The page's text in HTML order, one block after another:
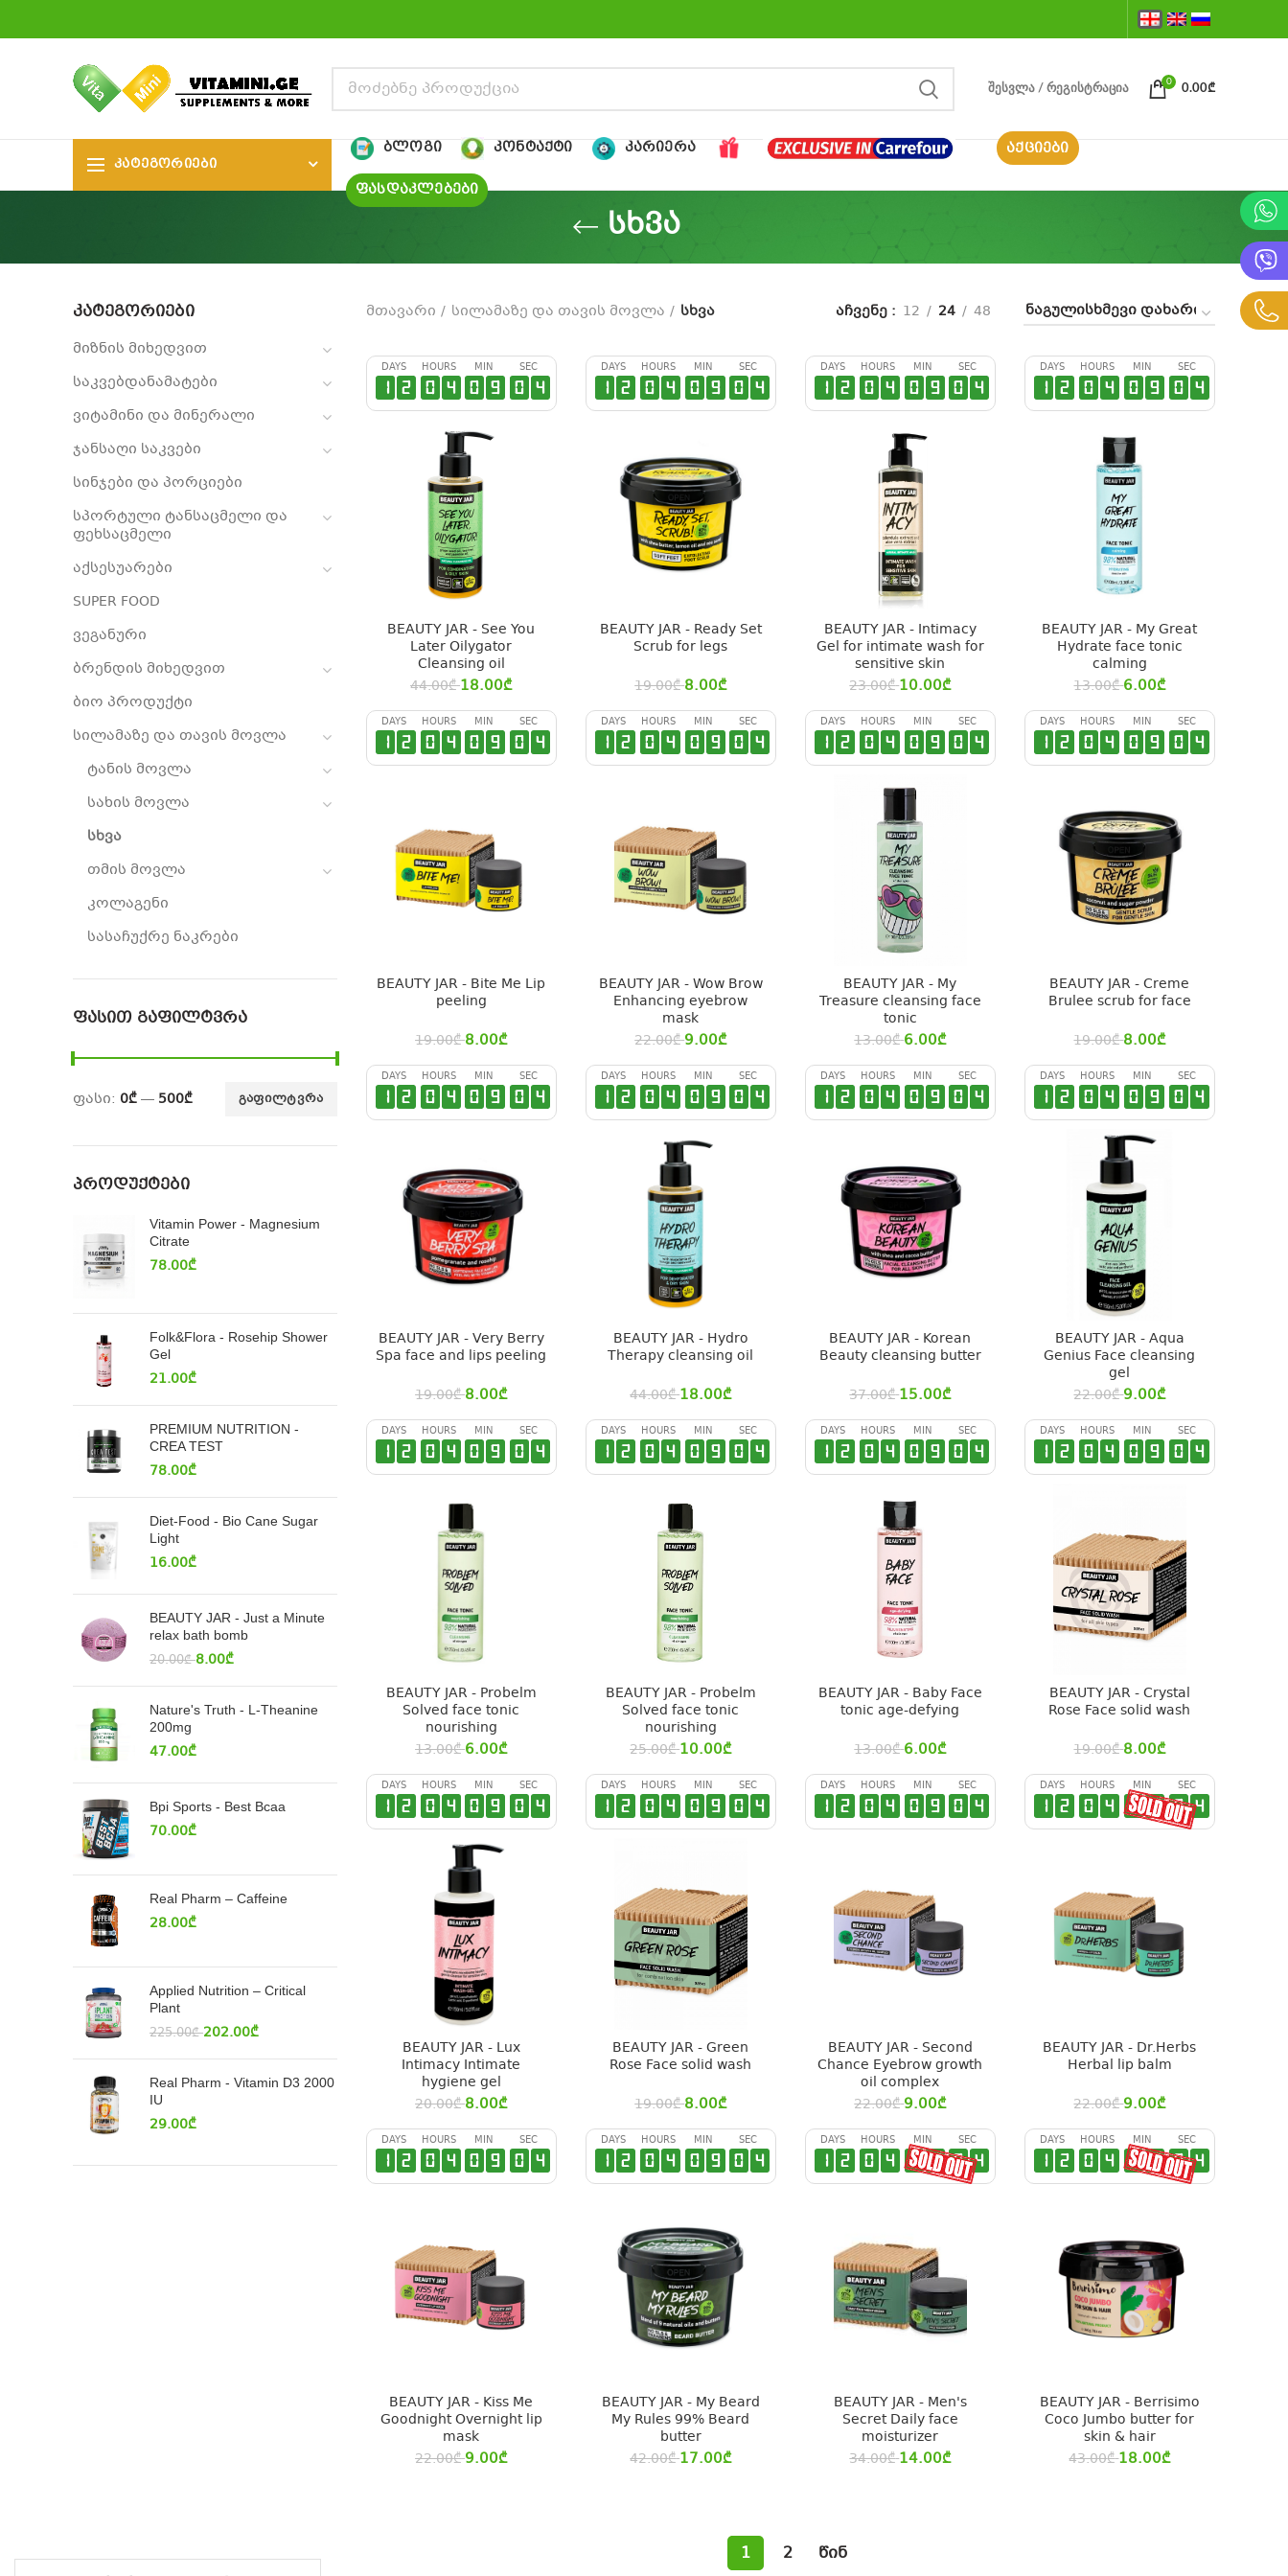
ᲨᲔᲡᲕᲚᲐ / ᲠᲔᲒᲘᲡᲢᲠᲐᲪᲘᲐ
0
0.00₾
ᲙᲐᲢᲔᲒᲝᲠᲘᲔᲑᲘ
ᲑᲚᲝᲒᲘ ᲙᲝᲜᲢᲐᲥᲢᲘ ᲙᲐᲠᲘᲔᲠᲐ
ᲐᲥᲪᲘᲔᲑᲘ
ᲤᲐᲡᲓᲐᲙᲚᲔᲑᲔᲑᲘ
სხვა
ᲙᲐᲢᲔᲒᲝᲠᲘᲔᲑᲘ
მიზნის მიხედვით
საკვებდანამატები
ვიტამინი და მინერალი
ჯანსაღი საკვები
სინჯები და პორციები
სპორტული ტანსაცმელი და
ფეხსაცმელი
აქსესუარები
SUPER FOOD
ვეგანური
ბრენდის მიხედვით
ბიო პროდუქტი
სილამაზე და თავის მოვლა
ტანის მოვლა
სახის მოვლა
სხვა
თმის მოვლა
კოლაგენი
სასაჩუქრე ნაკრები
ᲤᲐᲡᲘᲗ ᲒᲐᲤᲘᲚᲢᲕᲠᲐ
ᲒᲐᲤᲘᲚᲢᲕᲠᲐ
ფასი: 0₾— 500₾
ᲞᲠᲝᲓᲣᲥᲢᲔᲑᲘ
Vitamin Power - Magnesium
Citrate
78.00₾
Folk&Flora - Rosehip Shower
Gel
21.00₾
PREMIUM NUTRITION -
CREA TEST
78.00₾
Diet-Food - Bio Cane Sugar
Light
16.00₾
BEAUTY JAR - Just a Minute
relax bath bomb
20.00₾ 8.00₾
Nature's Truth - L-Theanine
200mg
47.00₾
Bpi Sports - Best Bcaa
70.00₾
Real Pharm – Caffeine
28.00₾
Applied Nutrition – Critical
Plant
225.00₾ 202.00₾
Real Pharm - Vitamin D3 2000
IU
29.00₾
მთავარი სილამაზე და თავის მოვლა სხვა აჩვენე 12 24 48
DAYS
1 2
HOURS
0 4
MIN
0 9
SEC
0 3
BEAUTY JAR - See You
Later Oilygator
Cleansing oil
44.00₾ 18.00₾
DAYS
1 2
HOURS
0 4
MIN
0 9
SEC
0 3
BEAUTY JAR - Ready Set
Scrub for legs
19.00₾ 8.00₾
DAYS
1 2
HOURS
0 4
MIN
0 9
SEC
0 3
BEAUTY JAR - Intimacy
Gel for intimate wash for
sensitive skin
23.00₾ 10.00₾
DAYS
1 2
HOURS
0 4
MIN
0 9
SEC
0 3
BEAUTY JAR - My Great
Hydrate face tonic
calming
13.00₾6.00₾
DAYS
1 2
HOURS
0 4
MIN
0 9
SEC
0 3
BEAUTY JAR - Bite Me Lip
peeling
19.00₾ 8.00₾
DAYS
1 2
HOURS
0 4
MIN
0 9
SEC
0 3
BEAUTY JAR - Wow Brow
Enhancing eyebrow
mask
22.00₾ 9.00₾
DAYS
1 2
HOURS
0 4
MIN
0 9
SEC
0 3
BEAUTY JAR - My
Treasure cleansing face
tonic
13.00₾ 6.00₾
DAYS
1 2
HOURS
0 4
MIN
0 9
SEC
0 3
BEAUTY JAR - Creme
Brulee scrub for face
19.00₾8.00₾
DAYS
1 2
HOURS
0 4
MIN
0 9
SEC
0 3
BEAUTY JAR - Very Berry
Spa face and lips peeling
19.00₾ 8.00₾
DAYS
1 2
HOURS
0 4
MIN
0 9
SEC
0 3
BEAUTY JAR - Hydro
Therapy cleansing oil
44.00₾ 18.00₾
DAYS
1 2
HOURS
0 4
MIN
0 9
SEC
0 3
BEAUTY JAR - Korean
Beauty cleansing butter
37.00₾ 15.00₾
DAYS
1 2
HOURS
0 4
MIN
0 9
SEC
0 3
BEAUTY JAR - Aqua
Genius Face cleansing
gel
22.00₾9.00₾
DAYS
1 2
HOURS
0 4
MIN
0 9
SEC
0 3
BEAUTY JAR - Probelm
Solved face tonic
nourishing
13.00₾ 6.00₾
DAYS
1 2
HOURS
0 4
MIN
0 9
SEC
0 3
BEAUTY JAR - Probelm
Solved face tonic
nourishing
25.00₾ 10.00₾
DAYS
1 2
HOURS
0 4
MIN
0 9
SEC
0 3
BEAUTY JAR - Baby Face
tonic age-defying
13.00₾ 6.00₾
DAYS
1 2
HOURS
0 4
MIN
0 9
SEC
0 3
BEAUTY JAR - Crystal
Rose Face solid wash
19.00₾8.00₾
DAYS
1 2
HOURS
0 4
MIN
0 9
SEC
0 3
BEAUTY JAR - Lux
Intimacy Intimate
hygiene gel
20.00₾ 8.00₾
DAYS
1 2
HOURS
0 4
MIN
0 9
SEC
0 3
BEAUTY JAR - Green
Rose Face solid wash
19.00₾ 8.00₾
DAYS
1 2
HOURS
0 4
MIN
0 9
SEC
0 3
BEAUTY JAR - Second
Chance Eyebrow growth
oil complex
22.00₾ 9.00₾
DAYS
1 2
HOURS
0 4
MIN
0 9
SEC
0 3
BEAUTY JAR - Dr.Herbs
Herbal lip balm
22.00₾9.00₾
DAYS
1 2
HOURS
0 4
MIN
0 9
SEC
0 3
BEAUTY JAR - Kiss Me
Goodnight Overnight lip
mask
22.00₾ 9.00₾
DAYS
1 2
HOURS
0 4
MIN
0 9
SEC
0 3
BEAUTY JAR - My Beard
My Rules 99% Beard
butter
42.00₾ 17.00₾
DAYS
1 2
HOURS
0 4
MIN
0 9
SEC
0 3
BEAUTY JAR - Men's
Secret Daily face
moisturizer
34.00₾ 14.00₾
DAYS
1 2
HOURS
0 4
MIN
0 9
SEC
0 3
BEAUTY JAR - Berrisimo
Coco Jumbo butter for
skin & hair
43.00₾18.00₾
1 2 წინ